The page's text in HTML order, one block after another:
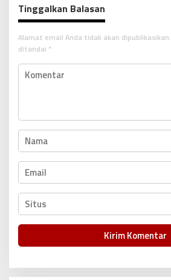
a
s
i
p
o
Tinggalkan Balasan
Alamat email Anda tidak akan dipublikasikan.
ditandai *